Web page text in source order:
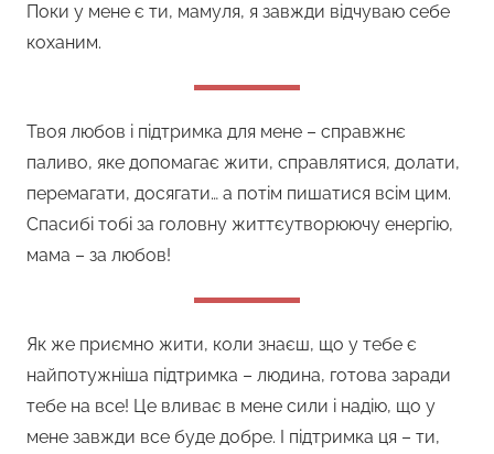
Поки у мене є ти, мамуля, я завжди відчуваю себе
коханим.
Твоя любов і підтримка для мене – справжнє
паливо, яке допомагає жити, справлятися, долати,
перемагати, досягати… а потім пишатися всім цим.
Спасибі тобі за головну життєутворюючу енергію,
мама – за любов!
Як же приємно жити, коли знаєш, що у тебе є
найпотужніша підтримка – людина, готова заради
тебе на все! Це вливає в мене сили і надію, що у
мене завжди все буде добре. І підтримка ця – ти,